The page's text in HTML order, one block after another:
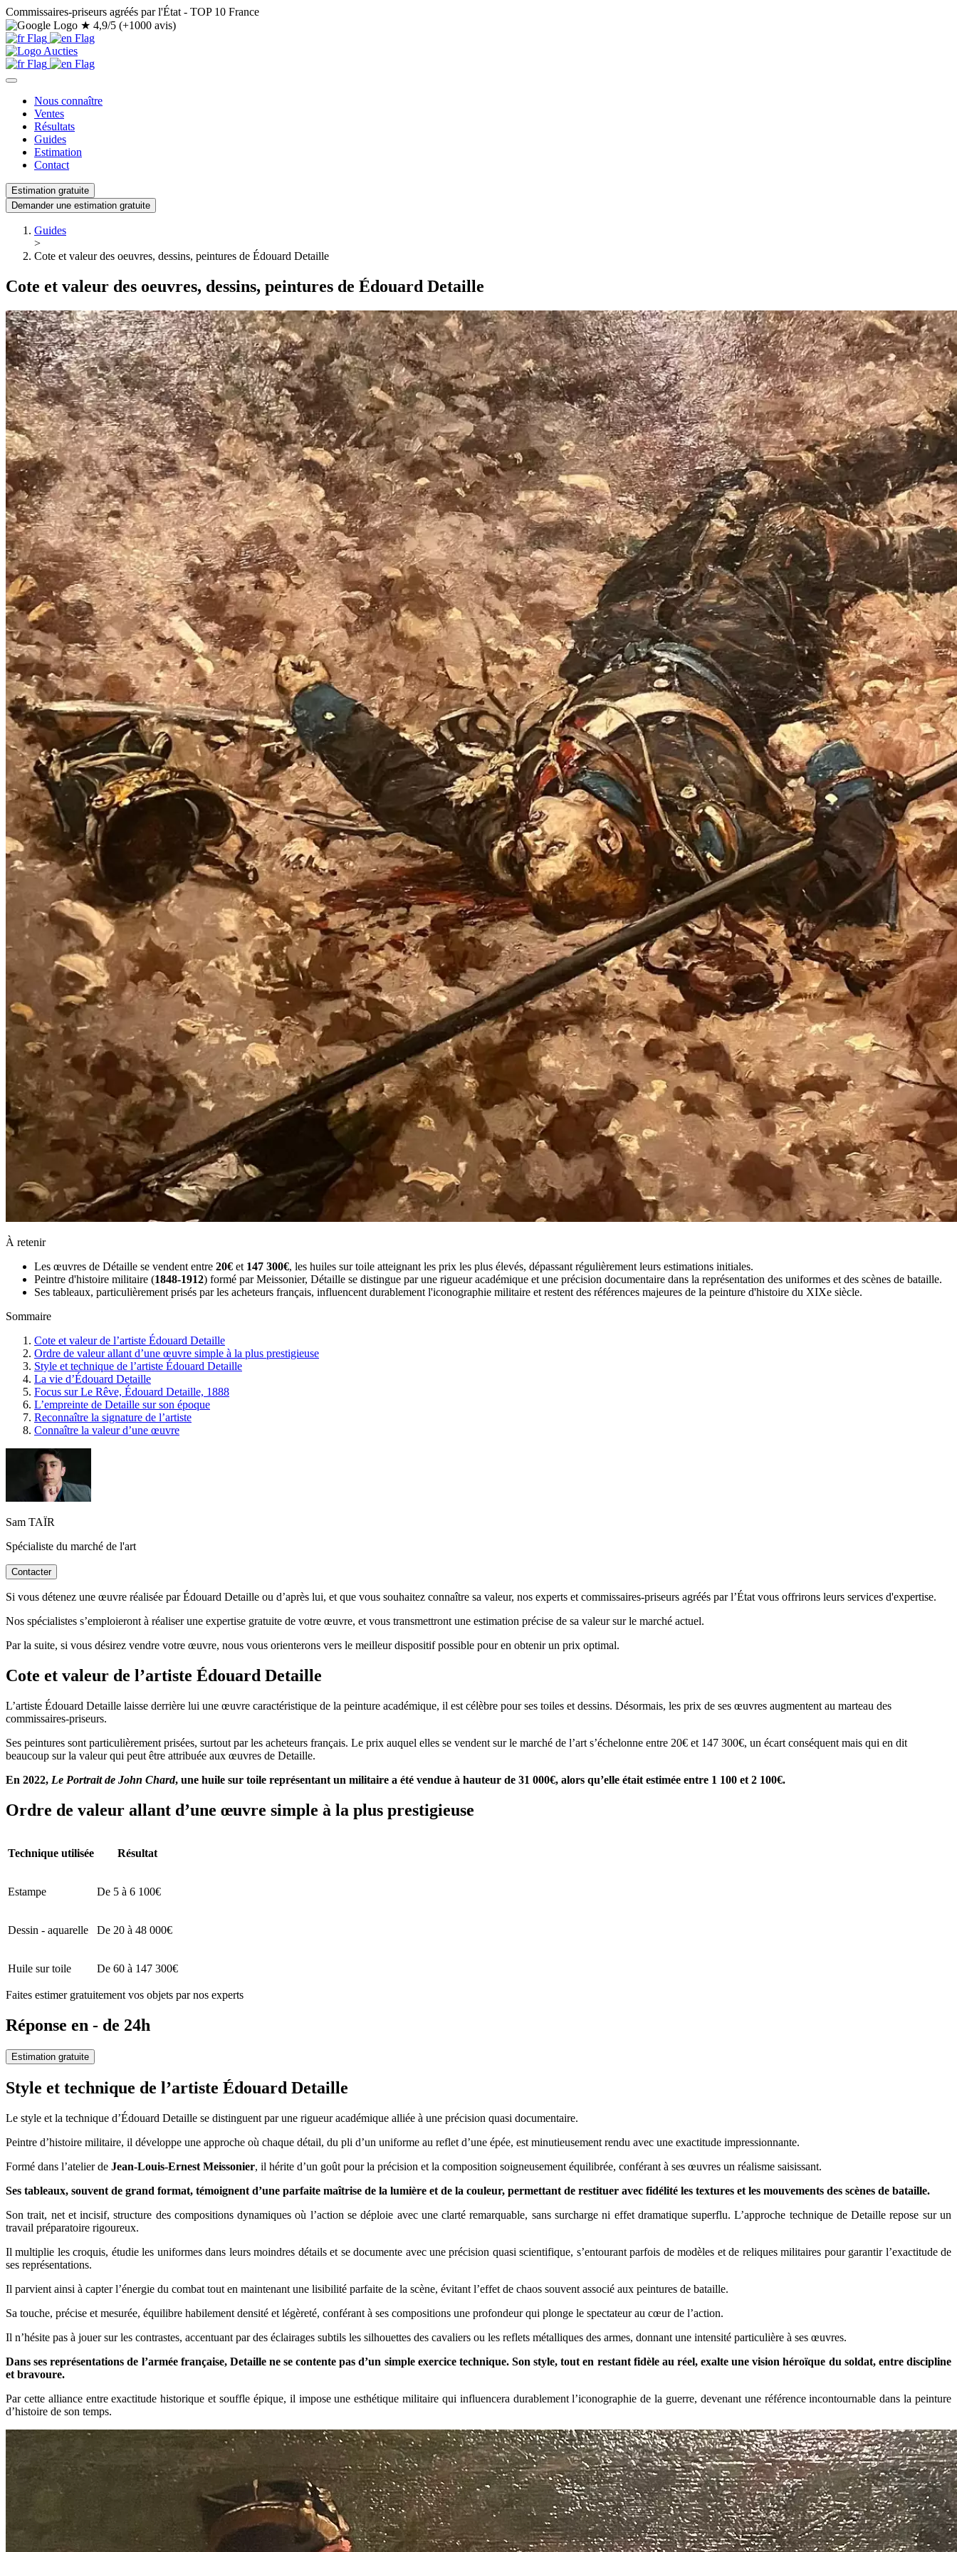
Commissaires-priseurs agréés par l'État - TOP 10 France
★ 4,9/5 (+1000 avis)
Nous connaître
Ventes
Résultats
Guides
Estimation
Contact
Estimation gratuite
Demander une estimation gratuite
Guides
>
Cote et valeur des oeuvres, dessins, peintures de Édouard Detaille
Cote et valeur des oeuvres, dessins, peintures de Édouard Detaille
À retenir
Les œuvres de Détaille se vendent entre 20€ et 147 300€, les huiles sur toile atteignant les prix les plus élevés, dépassant régulièrement leurs estimations initiales.
Peintre d'histoire militaire (1848-1912) formé par Meissonier, Détaille se distingue par une rigueur académique et une précision documentaire dans la représentation des uniformes et des scènes de bataille.
Ses tableaux, particulièrement prisés par les acheteurs français, influencent durablement l'iconographie militaire et restent des références majeures de la peinture d'histoire du XIXe siècle.
Sommaire
Cote et valeur de l’artiste Édouard Detaille
Ordre de valeur allant d’une œuvre simple à la plus prestigieuse
Style et technique de l’artiste Édouard Detaille
La vie d’Édouard Detaille
Focus sur Le Rêve, Édouard Detaille, 1888
L’empreinte de Detaille sur son époque
Reconnaître la signature de l’artiste
Connaître la valeur d’une œuvre
Sam TAÏR
Spécialiste du marché de l'art
Contacter
Si vous détenez une œuvre réalisée par Édouard Detaille ou d’après lui, et que vous souhaitez connaître sa valeur, nos experts et commissaires-priseurs agréés par l’État vous offrirons leurs services d'expertise.
Nos spécialistes s’emploieront à réaliser une expertise gratuite de votre œuvre, et vous transmettront une estimation précise de sa valeur sur le marché actuel.
Par la suite, si vous désirez vendre votre œuvre, nous vous orienterons vers le meilleur dispositif possible pour en obtenir un prix optimal.
Cote et valeur de l’artiste Édouard Detaille
L’artiste Édouard Detaille laisse derrière lui une œuvre caractéristique de la peinture académique, il est célèbre pour ses toiles et dessins. Désormais, les prix de ses œuvres augmentent au marteau des
commissaires-priseurs.
Ses peintures sont particulièrement prisées, surtout par les acheteurs français. Le prix auquel elles se vendent sur le marché de l’art s’échelonne entre 20€ et 147 300€, un écart conséquent mais qui en dit
beaucoup sur la valeur qui peut être attribuée aux œuvres de Detaille.
En 2022, Le Portrait de John Chard, une huile sur toile représentant un militaire a été vendue à hauteur de 31 000€, alors qu’elle était estimée entre 1 100 et 2 100€.
Ordre de valeur allant d’une œuvre simple à la plus prestigieuse
Technique utilisée Résultat
Estampe De 5 à 6 100€
Dessin - aquarelle De 20 à 48 000€
Huile sur toile De 60 à 147 300€
Faites estimer gratuitement vos objets par nos experts
Réponse en - de 24h
Estimation gratuite
Style et technique de l’artiste Édouard Detaille
Le style et la technique d’Édouard Detaille se distinguent par une rigueur académique alliée à une précision quasi documentaire.
Peintre d’histoire militaire, il développe une approche où chaque détail, du pli d’un uniforme au reflet d’une épée, est minutieusement rendu avec une exactitude impressionnante.
Formé dans l’atelier de Jean-Louis-Ernest Meissonier, il hérite d’un goût pour la précision et la composition soigneusement équilibrée, conférant à ses œuvres un réalisme saisissant.
Ses tableaux, souvent de grand format, témoignent d’une parfaite maîtrise de la lumière et de la couleur, permettant de restituer avec fidélité les textures et les mouvements des scènes de bataille.
Son trait, net et incisif, structure des compositions dynamiques où l’action se déploie avec une clarté remarquable, sans surcharge ni effet dramatique superflu. L’approche technique de Detaille repose sur un
travail préparatoire rigoureux.
Il multiplie les croquis, étudie les uniformes dans leurs moindres détails et se documente avec une précision quasi scientifique, s’entourant parfois de modèles et de reliques militaires pour garantir l’exactitude de
ses représentations.
Il parvient ainsi à capter l’énergie du combat tout en maintenant une lisibilité parfaite de la scène, évitant l’effet de chaos souvent associé aux peintures de bataille.
Sa touche, précise et mesurée, équilibre habilement densité et légèreté, conférant à ses compositions une profondeur qui plonge le spectateur au cœur de l’action.
Il n’hésite pas à jouer sur les contrastes, accentuant par des éclairages subtils les silhouettes des cavaliers ou les reflets métalliques des armes, donnant une intensité particulière à ses œuvres.
Dans ses représentations de l’armée française, Detaille ne se contente pas d’un simple exercice technique. Son style, tout en restant fidèle au réel, exalte une vision héroïque du soldat, entre discipline
et bravoure.
Par cette alliance entre exactitude historique et souffle épique, il impose une esthétique militaire qui influencera durablement l’iconographie de la guerre, devenant une référence incontournable dans la peinture
d’histoire de son temps.